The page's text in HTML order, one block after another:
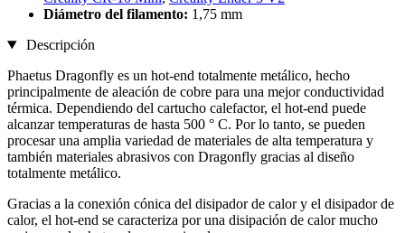
Diámetro del filamento: 1,75 mm
Descripción
Phaetus Dragonfly es un hot-end totalmente metálico, hecho
principalmente de aleación de cobre para una mejor conductividad
térmica. Dependiendo del cartucho calefactor, el hot-end puede
alcanzar temperaturas de hasta 500 ° C. Por lo tanto, se pueden
procesar una amplia variedad de materiales de alta temperatura y
también materiales abrasivos con Dragonfly gracias al diseño
totalmente metálico.
Gracias a la conexión cónica del disipador de calor y el disipador de
calor, el hot-end se caracteriza por una disipación de calor mucho